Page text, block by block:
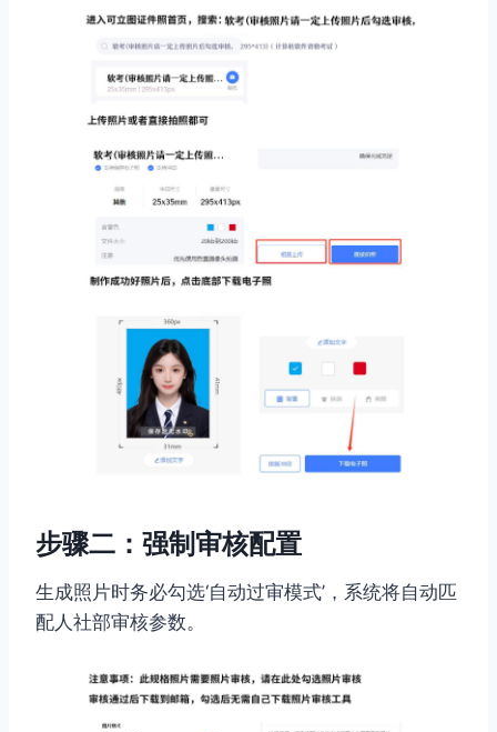
步骤二：强制审核配置
生成照片时务必勾选‘自动过审模式’，系统将自动匹
配人社部审核参数。